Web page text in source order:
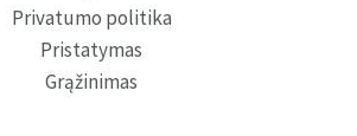
Privatumo politika
Pristatymas
Grąžinimas